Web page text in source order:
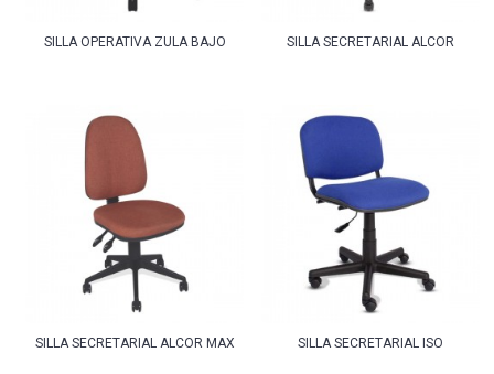
SILLA OPERATIVA ZULA BAJO SILLA SECRETARIAL ALCOR
SILLA SECRETARIAL ALCOR MAX SILLA SECRETARIAL ISO